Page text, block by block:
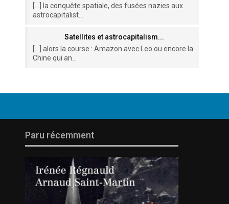
[…] la conquête spatiale, des fusées nazies aux
astrocapitalist...
Satellites et astrocapitalism...
[…] alors la course : Amazon avec Leo ou encore la
Chine qui an...
Paru récemment